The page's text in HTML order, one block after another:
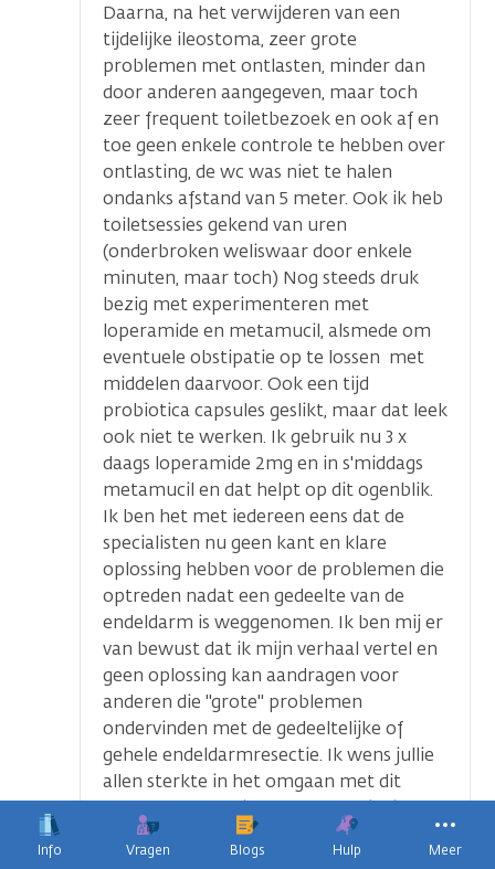
Daarna, na het verwijderen van een
tijdelijke ileostoma, zeer grote
problemen met ontlasten, minder dan
door anderen aangegeven, maar toch
zeer frequent toiletbezoek en ook af en
toe geen enkele controle te hebben over
ontlasting, de wc was niet te halen
ondanks afstand van 5 meter. Ook ik heb
toiletsessies gekend van uren
(onderbroken weliswaar door enkele
minuten, maar toch) Nog steeds druk
bezig met experimenteren met
loperamide en metamucil, alsmede om
eventuele obstipatie op te lossen met
middelen daarvoor. Ook een tijd
probiotica capsules geslikt, maar dat leek
ook niet te werken. Ik gebruik nu 3 x
daags loperamide 2mg en in s'middags
metamucil en dat helpt op dit ogenblik.
Ik ben het met iedereen eens dat de
specialisten nu geen kant en klare
oplossing hebben voor de problemen die
optreden nadat een gedeelte van de
endeldarm is weggenomen. Ik ben mij er
van bewust dat ik mijn verhaal vertel en
geen oplossing kan aandragen voor
anderen die "grote" problemen
ondervinden met de gedeeltelijke of
gehele endeldarmresectie. Ik wens jullie
allen sterkte in het omgaan met dit
probleem, want ik weet net als jullie, wat
dit betekent in het (sociale) leven.
Info Vragen Blogs Hulp Meer